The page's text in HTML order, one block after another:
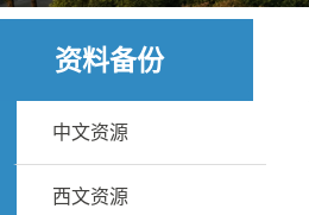
资料备份
中文资源
西文资源